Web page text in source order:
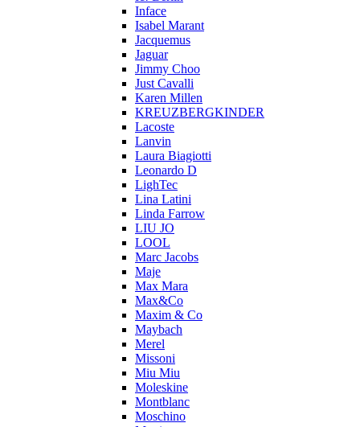
Inface
Isabel Marant
Jacquemus
Jaguar
Jimmy Choo
Just Cavalli
Karen Millen
KREUZBERGKINDER
Lacoste
Lanvin
Laura Biagiotti
Leonardo D
LighTec
Lina Latini
Linda Farrow
LIU JO
LOOL
Marc Jacobs
Maje
Max Mara
Max&Co
Maxim & Co
Maybach
Merel
Missoni
Miu Miu
Moleskine
Montblanc
Moschino